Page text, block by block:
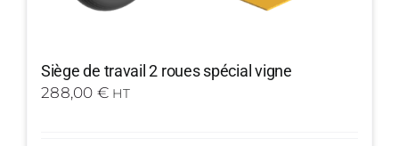
Siège de travail 2 roues spécial vigne
288,00 € HT